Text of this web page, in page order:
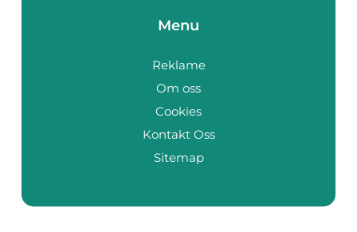
Menu
Reklame
Om oss
Cookies
Kontakt Oss
Sitemap